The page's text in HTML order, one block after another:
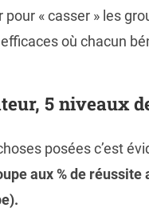
pour « casser » les
où chacun
5 niveaux
posées c’est
aux % de